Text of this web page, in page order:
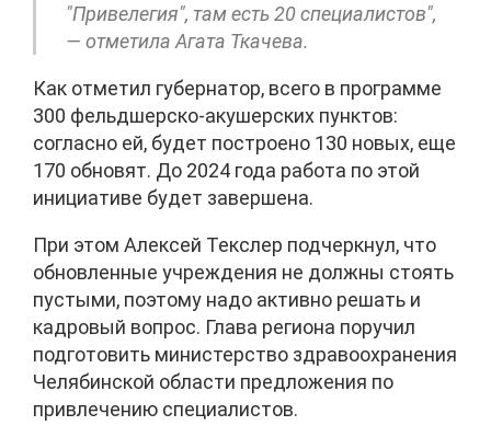
"Привелегия", там есть 20 специалистов",
— отметила Агата Ткачева.
Как отметил губернатор, всего в программе
300 фельдшерско-акушерских пунктов:
согласно ей, будет построено 130 новых, еще
170 обновят. До 2024 года работа по этой
инициативе будет завершена.
При этом Алексей Текслер подчеркнул, что
обновленные учреждения не должны стоять
пустыми, поэтому надо активно решать и
кадровый вопрос. Глава региона поручил
подготовить министерство здравоохранения
Челябинской области предложения по
привлечению специалистов.